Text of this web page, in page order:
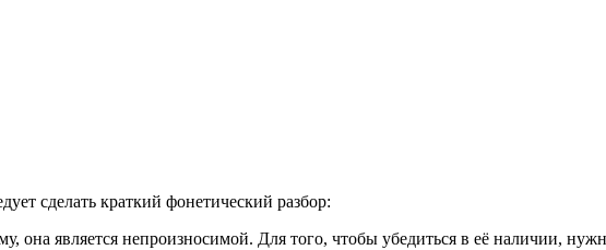
сделать краткий фонетический разбор:
она является непроизносимой. Для того, чтобы убедиться в её наличии,